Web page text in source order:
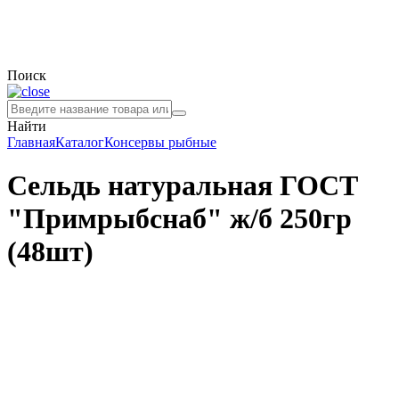
Поиск
Найти
ГлавнаяКаталогКонсервы рыбные
Сельдь натуральная ГОСТ
"Примрыбснаб" ж/б 250гр
(48шт)